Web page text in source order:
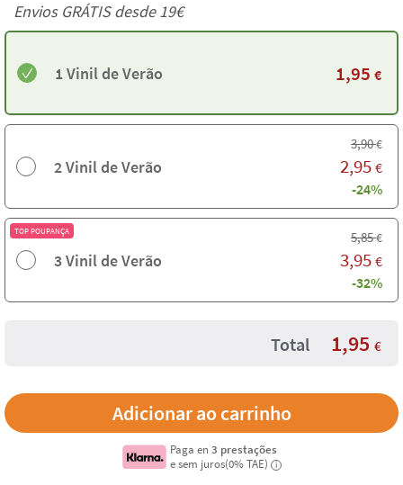
Envios GRÁTIS desde 19€
1 Vinil de Verão 1,95 €
2 Vinil de Verão
3,90€
2,95 €
-24%
TOP POUPANÇA
3 Vinil de Verão
5,85€
3,95 €
-32%
Total 1,95 €
Paga en3 prestações
e sem juros(0% TAE)
i